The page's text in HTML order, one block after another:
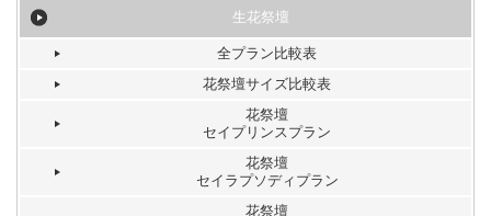
生花祭壇
全プラン比較表
花祭壇サイズ比較表
花祭壇
セイプリンスプラン
花祭壇
セイラプソディプラン
花祭壇